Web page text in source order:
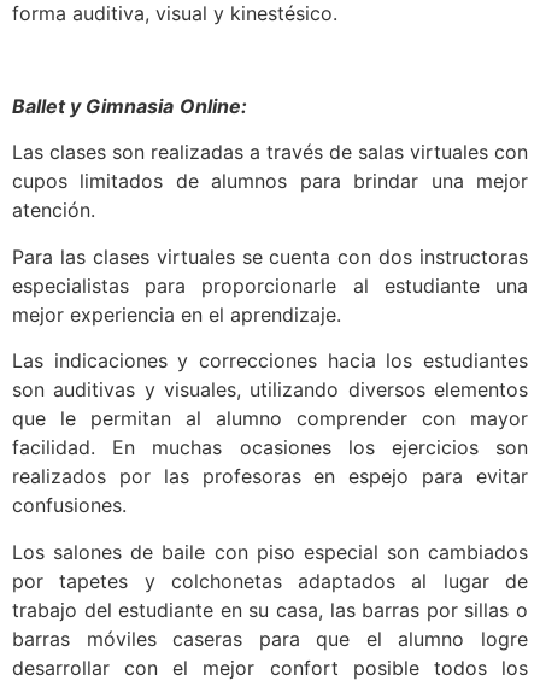
forma auditiva, visual y kinestésico.
Ballet y Gimnasia Online:
Las clases son realizadas a través de salas virtuales con
cupos limitados de alumnos para brindar una mejor
atención.
Para las clases virtuales se cuenta con dos instructoras
especialistas para proporcionarle al estudiante una
mejor experiencia en el aprendizaje.
Las indicaciones y correcciones hacia los estudiantes
son auditivas y visuales, utilizando diversos elementos
que le permitan al alumno comprender con mayor
facilidad. En muchas ocasiones los ejercicios son
realizados por las profesoras en espejo para evitar
confusiones.
Los salones de baile con piso especial son cambiados
por tapetes y colchonetas adaptados al lugar de
trabajo del estudiante en su casa, las barras por sillas o
barras móviles caseras para que el alumno logre
desarrollar con el mejor confort posible todos los